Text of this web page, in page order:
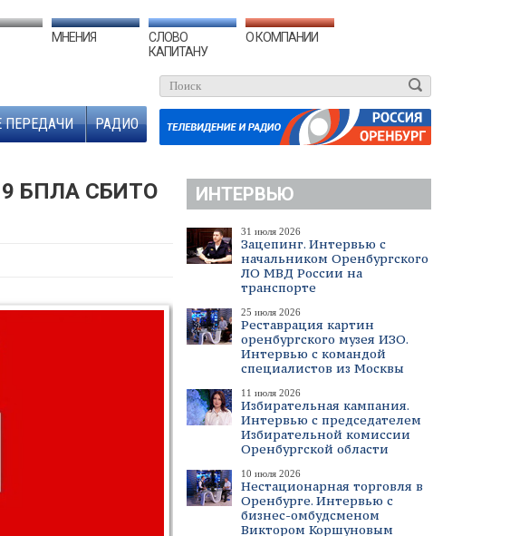
МНЕНИЯ
СЛОВО
КАПИТАНУ
О КОМПАНИИ
ПЕРЕДАЧИ РАДИО
ИНТЕРВЬЮ
31 июля 2026
Зацепинг. Интервью с
начальником Оренбургского
ЛО МВД России на
транспорте
25 июля 2026
Реставрация картин
оренбургского музея ИЗО.
Интервью с командой
специалистов из Москвы
11 июля 2026
Избирательная кампания.
Интервью с председателем
Избирательной комиссии
Оренбургской области
10 июля 2026
Нестационарная торговля в
Оренбурге. Интервью с
бизнес-омбудсменом
Виктором Коршуновым
БПЛА СБИТО